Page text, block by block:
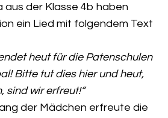
aus der Klasse 4b haben
ein Lied mit folgendem Text
heut für die Patenschulen
Bitte tut dies hier und heut,
sind wir erfreut!“
der Mädchen erfreute die